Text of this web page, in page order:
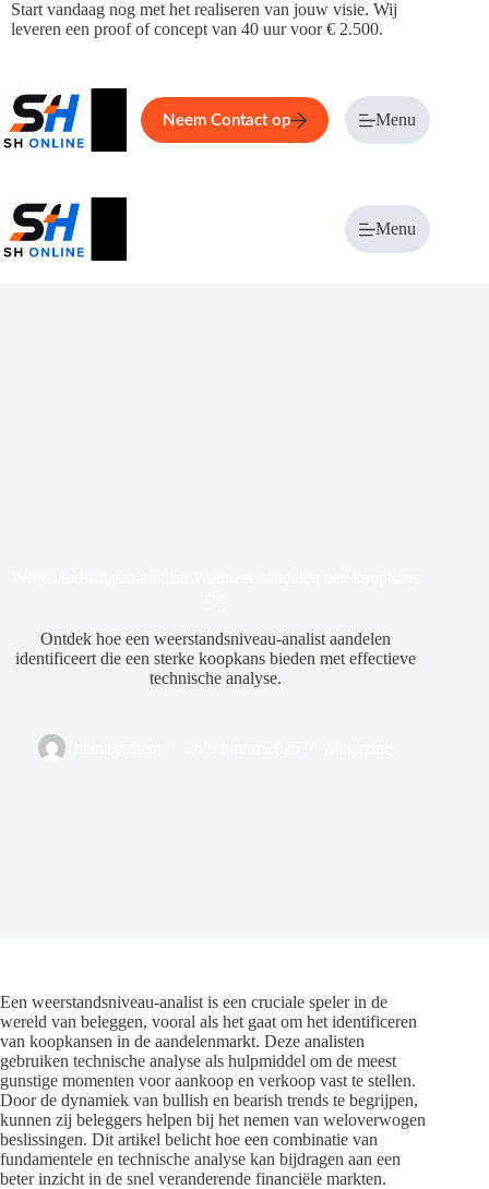
Ga
naar
Start vandaag nog met het realiseren van jouw visie. Wij
leveren een proof of concept van 40 uur voor € 2.500.
Home Service Over ons
Neem Contact op Menu
Menu
Ontdek hoe een weerstandsniveau-analist aandelen
identificeert die een sterke koopkans bieden met effectieve
technische analyse.
Een weerstandsniveau-analist is een cruciale speler in de
wereld van beleggen, vooral als het gaat om het identificeren
van koopkansen in de aandelenmarkt. Deze analisten
gebruiken technische analyse als hulpmiddel om de meest
gunstige momenten voor aankoop en verkoop vast te stellen.
Door de dynamiek van bullish en bearish trends te begrijpen,
kunnen zij beleggers helpen bij het nemen van weloverwogen
beslissingen. Dit artikel belicht hoe een combinatie van
fundamentele en technische analyse kan bijdragen aan een
beter inzicht in de snel veranderende financiële markten.